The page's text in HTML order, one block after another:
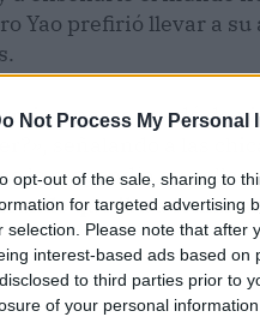
Not Process My Personal
opt-out of the sale, sharing to
for targeted advertising
selection. Please note that after
interest-based ads based
to third parties prior to
of your personal
Yao prefirió llevar a su
se quedó de
señalando a las
le respondía que ellas
que iba a tomar